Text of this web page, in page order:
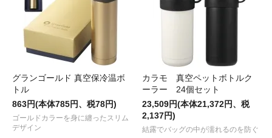
グランゴールド 真空保冷温ボ
トル
863円(本体785円、税78円)
ゴールドカラーを身に纏ったスリム
デザイン
カラモ 真空ペットボトルク
ーラー 24個セット
23,509円(本体21,372円、税
2,137円)
結露でバッグの中が濡れるのを防ぐ